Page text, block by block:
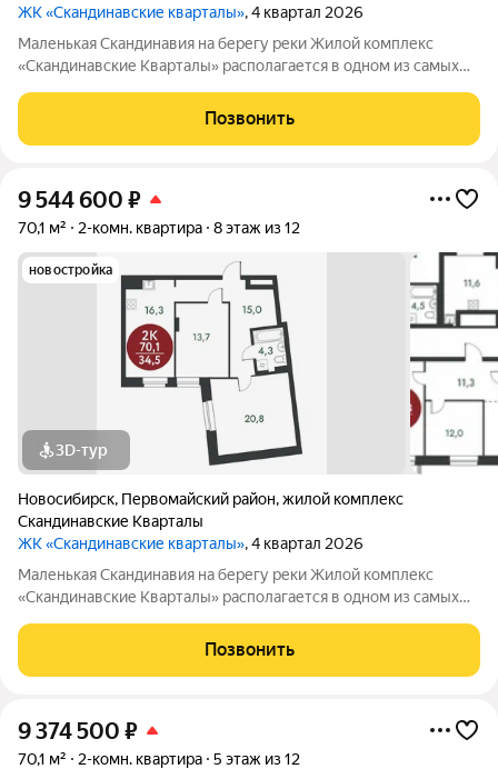
ЖК «Скандинавские кварталы», 4 квартал 2026
Маленькая Скандинавия на берегу реки Жилой комплекс
«Скандинавские Кварталы» располагается в одном из самых
за ней открываются прекрасные виды на холмы и нетронутую
природу. Уникальная
Позвонить
9 544 600 ₽
70,1 м² 2-комн. квартира 8 этаж из 12
новостройка
3D-тур
Новосибирск, Первомайский район,жилой комплекс
Скандинавские Кварталы
ЖК «Скандинавские кварталы», 4 квартал 2026
Маленькая Скандинавия на берегу реки Жилой комплекс
«Скандинавские Кварталы» располагается в одном из самых
за ней открываются прекрасные виды на холмы и нетронутую
природу. Уникальная
Позвонить
9 374 500 ₽
70,1 м² 2-комн. квартира 5 этаж из 12